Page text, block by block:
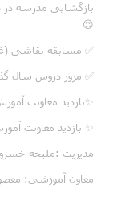
بازگشایی مدرسه در
😍
✅ مسابقه نقاشی
✅ مرور دروس سال
✨بازدید معاونت
✨ بازدید معاونت
مدیریت :ملیحه
معاون آموزشی: